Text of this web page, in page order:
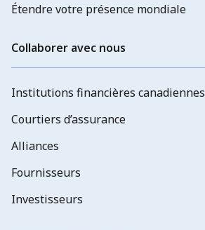
Étendre votre présence mondiale
Collaborer avec nous
Institutions financières canadiennes
Courtiers d’assurance
Alliances
Fournisseurs
Investisseurs